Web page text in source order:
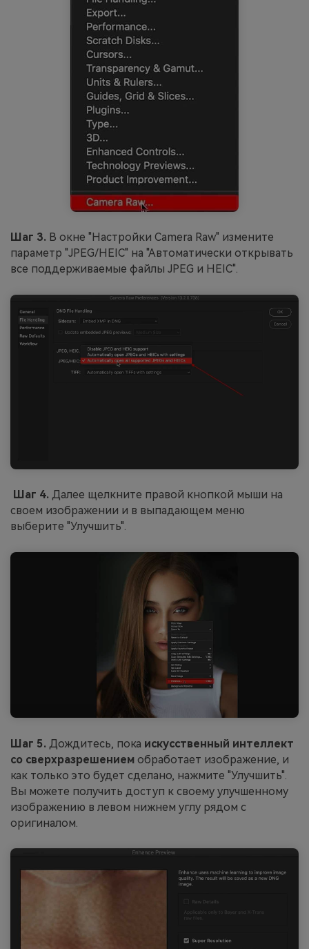
Шаг 3. В окне "Настройки Camera Raw" измените
параметр "JPEG/HEIC" на "Автоматически открывать
все поддерживаемые файлы JPEG и HEIC".
Шаг 4. Далее щелкните правой кнопкой мыши на
своем изображении и в выпадающем меню
выберите "Улучшить".
Шаг 5. Дождитесь, пока искусственный интеллект
со сверхразрешением обработает изображение, и
как только это будет сделано, нажмите "Улучшить".
Вы можете получить доступ к своему улучшенному
изображению в левом нижнем углу рядом с
оригиналом.